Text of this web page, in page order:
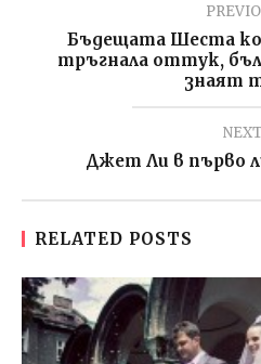
Бъдещата Шеста
тръгнала оттук,
знаят
NEXT
Джет Ли в първо
RELATED POSTS